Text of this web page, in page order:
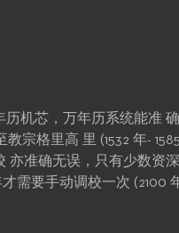
机芯，万年历系统能准
宗格里高 里 (1532 年-
亦准确无误，只有少数资
需要手动调校一次 (2100